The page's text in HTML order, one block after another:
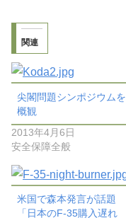
関連
尖閣問題シンポジウムを
概観
2013年4月6日
安全保障全般
米国で森本発言が話題
「日本のF-35購入遅れ